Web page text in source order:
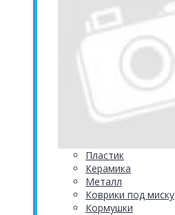
Пластик
Керамика
Металл
Коврики под миску
Кормушки